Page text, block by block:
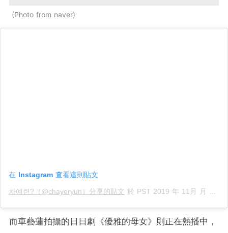
Photo from naver
在 Instagram 查看這則貼文
차예련?（@chayeryun）分享的貼文 於 PST 2019 年 11月 月 18 日 下午 9:02
而車藝蓮拍攝的日日劇《優雅的母女》則正在熱播中，